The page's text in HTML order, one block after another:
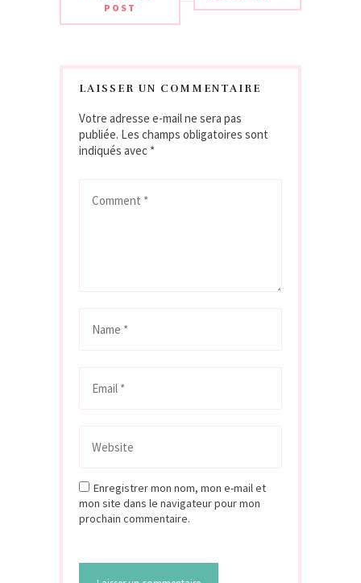
POST
LAISSER UN COMMENTAIRE
Votre adresse e-mail ne sera pas
publiée. Les champs obligatoires sont
indiqués avec *
Enregistrer mon nom, mon e-mail et
mon site dans le navigateur pour mon
prochain commentaire.